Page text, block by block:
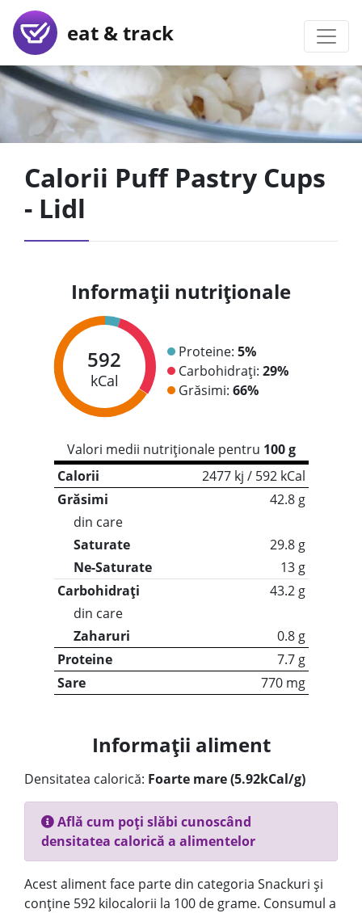
eat & track
Calorii Puff Pastry Cups
- Lidl
Informații nutriționale
592
kCal
Proteine: 5%
Carbohidrați: 29%
Grăsimi: 66%
Valori medii nutriționale pentru 100 g
Calorii
2477 kj / 592 kCal
Grăsimi
42.8 g
din care
Saturate
29.8 g
Ne-Saturate
13 g
Carbohidrați
43.2 g
din care
Zaharuri
0.8 g
Proteine
7.7 g
Sare
770 mg
Informații aliment
Densitatea calorică: Foarte mare (5.92kCal/g)
Află cum poți slăbi cunoscând
densitatea calorică a alimentelor
Acest aliment face parte din categoria Snackuri și
conține 592 kilocalorii la 100 de grame. Consumul a